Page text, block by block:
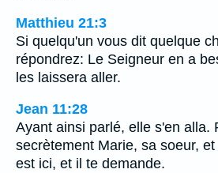
Matthieu 21:3
Si quelqu'un vous dit quelque
répondrez: Le Seigneur en a
les laissera aller.
Jean 11:28
Ayant ainsi parlé, elle s'en alla.
secrètement Marie, sa soeur,
est ici, et il te demande.